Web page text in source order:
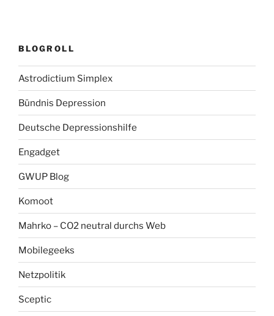
BLOGROLL
Astrodictium Simplex
Bündnis Depression
Deutsche Depressionshilfe
Engadget
GWUP Blog
Komoot
Mahrko – CO2 neutral durchs Web
Mobilegeeks
Netzpolitik
Sceptic